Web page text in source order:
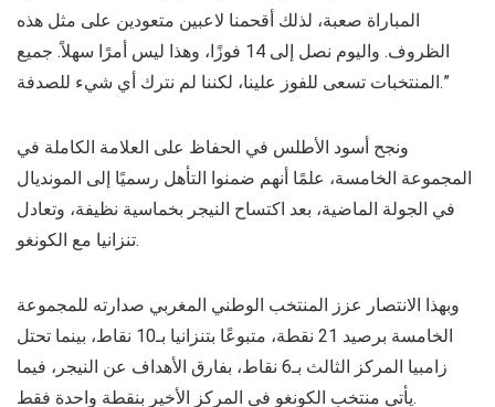
المباراة صعبة، لذلك أقحمنا لاعبين متعودين على مثل هذه
الظروف. واليوم نصل إلى 14 فوزًا، وهذا ليس أمرًا سهلاً. جميع
المنتخبات تسعى للفوز علينا، لكننا لم نترك أي شيء للصدفة.”
ونجح أسود الأطلس في الحفاظ على العلامة الكاملة في
المجموعة الخامسة، علمًا أنهم ضمنوا التأهل رسميًا إلى المونديال
في الجولة الماضية، بعد اكتساح النيجر بخماسية نظيفة، وتعادل
تنزانيا مع الكونغو.
وبهذا الانتصار عزز المنتخب الوطني المغربي صدارته للمجموعة
الخامسة برصيد 21 نقطة، متبوعًا بتنزانيا بـ10 نقاط، بينما تحتل
زامبيا المركز الثالث بـ6 نقاط، بفارق الأهداف عن النيجر، فيما
يأتي منتخب الكونغو في المركز الأخير بنقطة واحدة فقط.